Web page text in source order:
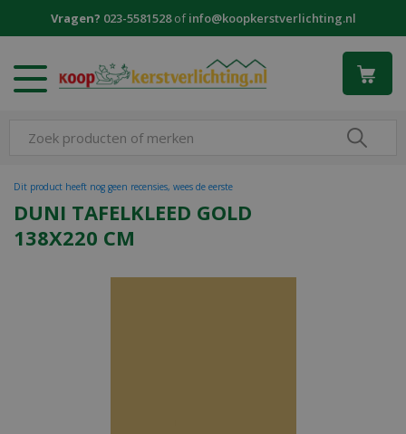
Vragen? 023-5581528ofinfo@koopkerstverlichting.nl
DUNI TAFELKLEED GOLD
138X220 CM
Dit product heeft nog geen recensies, wees de eerste